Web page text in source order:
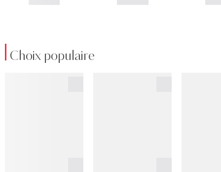
Choix populaire